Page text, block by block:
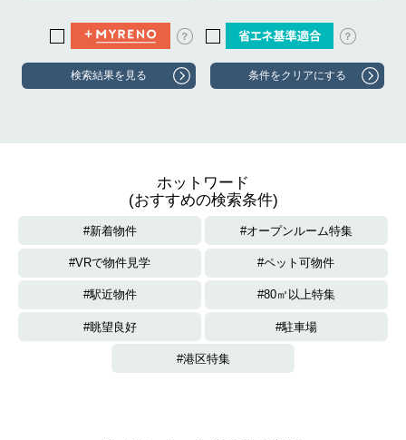
？ ？
ホットワード
(おすすめの検索条件)
新着物件 オープンルーム特集
VRで物件見学 ペット可物件
駅近物件 80㎡以上特集
眺望良好 駐車場
港区特集